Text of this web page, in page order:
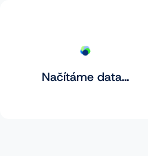
Načítáme data...
Základní